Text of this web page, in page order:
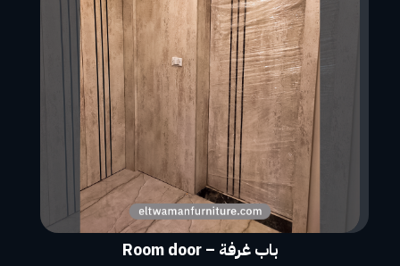
باب غرفة – Room door